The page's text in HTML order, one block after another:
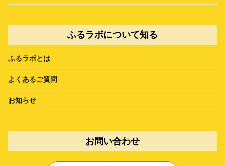
ふるラボについて知る
ふるラボとは
よくあるご質問
お知らせ
お問い合わせ